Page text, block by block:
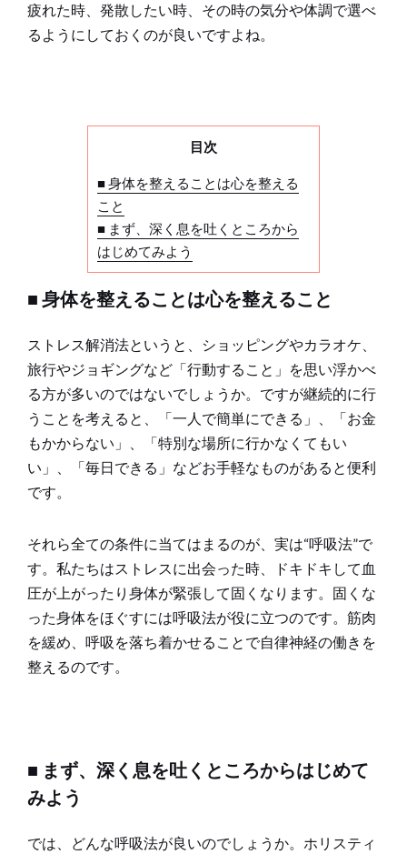
疲れた時、発散したい時、その時の気分や体調で選べ
るようにしておくのが良いですよね。
目次
■ 身体を整えることは心を整える
こと
■ まず、深く息を吐くところから
はじめてみよう
■ 身体を整えることは心を整えること
ストレス解消法というと、ショッピングやカラオケ、
旅行やジョギングなど「行動すること」を思い浮かべ
る方が多いのではないでしょうか。ですが継続的に行
うことを考えると、「一人で簡単にできる」、「お金
もかからない」、「特別な場所に行かなくてもい
い」、「毎日できる」などお手軽なものがあると便利
です。
それら全ての条件に当てはまるのが、実は“呼吸法”で
す。私たちはストレスに出会った時、ドキドキして血
圧が上がったり身体が緊張して固くなります。固くな
った身体をほぐすには呼吸法が役に立つのです。筋肉
を緩め、呼吸を落ち着かせることで自律神経の働きを
整えるのです。
■ まず、深く息を吐くところからはじめて
みよう
では、どんな呼吸法が良いのでしょうか。ホリスティ